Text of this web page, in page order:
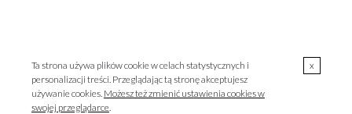
Ta strona używa plików cookie w celach statystycznych i
personalizacji treści. Przeglądając tą stronę akceptujesz
używanie cookies. Możesz też zmienić ustawienia cookies w
swojej przeglądarce.
x
szklarnia@szklarniagrodzisk.pl